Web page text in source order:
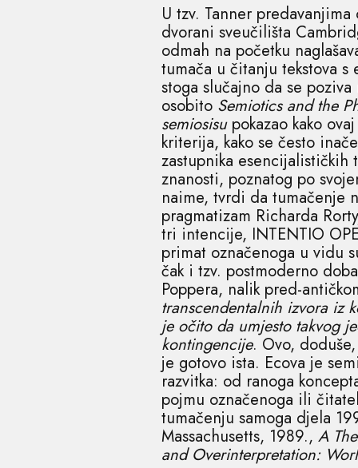
U tzv. Tanner
dvorani sveučilišta
odmah na početku
tumača u čitanju tekstova
stoga slučajno da se
osobito Semiotics and the
semiosisupokazao kako
kriterija, kako se često
zastupnika esencijalističkih
znanosti, poznatog po
naime, tvrdi da tumačenje
pragmatizam Richarda
tri intencije, INTENTIO
primat označenoga u vidu
čak i tzv. postmoderno
Poppera, nalik pred-
transcendentalnih izvora iz
je očito da umjesto takvog
kontingencije. Ovo,
je gotovo ista. Ecova je
razvitka: od ranoga
pojmu označenoga ili
tumačenju samoga djela
Massachusetts, 1989., A
and Overinterpretation: